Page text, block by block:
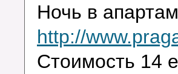
Ночь в
http://
Стоимость 14